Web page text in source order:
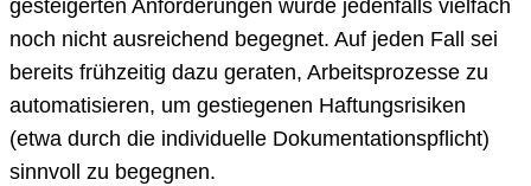
gesteigerten Anforderungen wurde jedenfalls vielfach
noch nicht ausreichend begegnet. Auf jeden Fall sei
bereits frühzeitig dazu geraten, Arbeitsprozesse zu
automatisieren, um gestiegenen Haftungsrisiken
(etwa durch die individuelle Dokumentationspflicht)
sinnvoll zu begegnen.